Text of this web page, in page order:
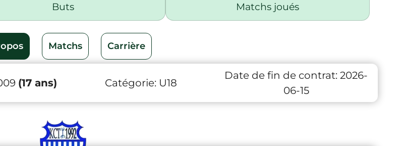
Buts Matchs joués
Matchs Carrière
(17 ans) Catégorie: U18
Date de fin de contrat: 2026-
06-15